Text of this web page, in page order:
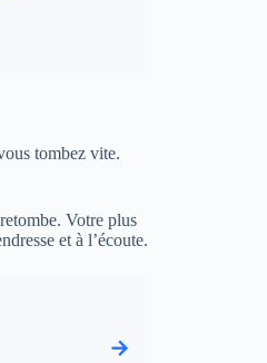
tombez vite.
Votre plus
et à l’écoute.
→